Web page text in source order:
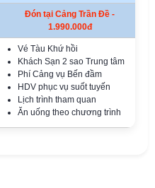
Đón tại Cảng Trần Đề -
1.990.000đ
Vé Tàu Khứ hồi
Khách Sạn 2 sao Trung tâm
Phí Cảng vụ Bến đầm
HDV phục vụ suốt tuyến
Lịch trình tham quan
Ăn uống theo chương trình